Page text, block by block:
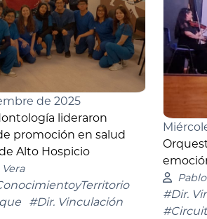
de 2025
lideraron
promoción en salud
Alto Hospicio
#Dir. Vinculación
#Dir.